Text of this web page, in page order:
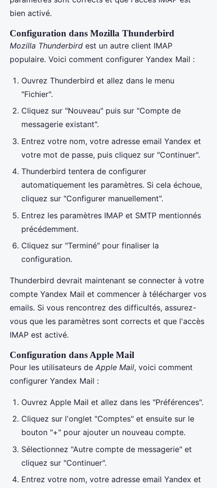
bien activé.
Configuration dans Mozilla Thunderbird
Mozilla Thunderbird est un autre client IMAP
populaire. Voici comment configurer Yandex Mail :
Ouvrez Thunderbird et allez dans le menu
"Fichier".
Cliquez sur "Nouveau" puis sur "Compte de
messagerie existant".
Entrez votre nom, votre adresse email Yandex et
votre mot de passe, puis cliquez sur "Continuer".
Thunderbird tentera de configurer
automatiquement les paramètres. Si cela échoue,
cliquez sur "Configurer manuellement".
Entrez les paramètres IMAP et SMTP mentionnés
précédemment.
Cliquez sur "Terminé" pour finaliser la
configuration.
Thunderbird devrait maintenant se connecter à votre
compte Yandex Mail et commencer à télécharger vos
emails. Si vous rencontrez des difficultés, assurez-
vous que les paramètres sont corrects et que l'accès
IMAP est activé.
Configuration dans Apple Mail
Pour les utilisateurs de Apple Mail, voici comment
configurer Yandex Mail :
Ouvrez Apple Mail et allez dans les "Préférences".
Cliquez sur l'onglet "Comptes" et ensuite sur le
bouton "+" pour ajouter un nouveau compte.
Sélectionnez "Autre compte de messagerie" et
cliquez sur "Continuer".
Entrez votre nom, votre adresse email Yandex et